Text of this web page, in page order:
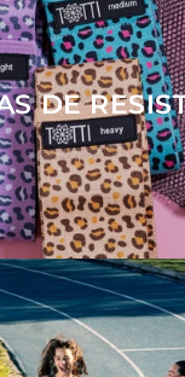
DE